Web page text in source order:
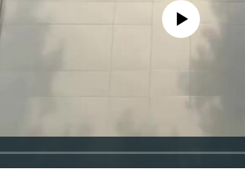
Айни дамда медиа-манба